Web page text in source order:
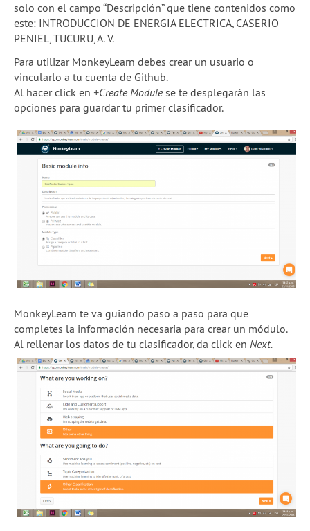
solo con el campo “Descripción” que tiene contenidos como
este: INTRODUCCION DE ENERGIA ELECTRICA, CASERIO
PENIEL, TUCURU, A. V.
Para utilizar MonkeyLearn debes crear un usuario o
vincularlo a tu cuenta de Github.
Al hacer click en +Create Modulese te desplegarán las
opciones para guardar tu primer clasificador.
MonkeyLearn te va guiando paso a paso para que
completes la información necesaria para crear un módulo.
Al rellenar los datos de tu clasificador, da click en Next.